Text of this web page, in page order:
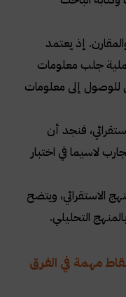
إذ يعتمد
جلب معلومات
للوصول إلى معلومات
فنجد أن
لاسيما في اختبار
الاستقرائي، ويتضح
التحليلي.
مهمة في الفرق